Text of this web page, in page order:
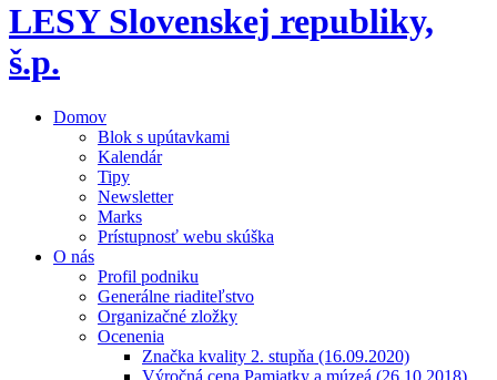
LESY Slovenskej republiky,
š.p.
Domov
Blok s upútavkami
Kalendár
Tipy
Newsletter
Marks
Prístupnosť webu skúška
O nás
Profil podniku
Generálne riaditeľstvo
Organizačné zložky
Ocenenia
Značka kvality 2. stupňa (16.09.2020)
Výročná cena Pamiatky a múzeá (26.10.2018)